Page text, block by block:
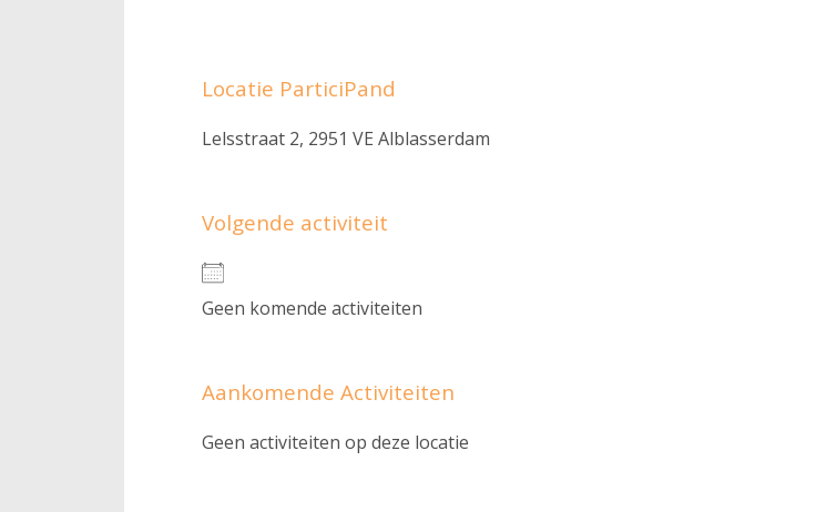
Locatie ParticiPand
Lelsstraat 2, 2951 VE Alblasserdam
Volgende activiteit
Geen komende activiteiten
Aankomende Activiteiten
Geen activiteiten op deze locatie